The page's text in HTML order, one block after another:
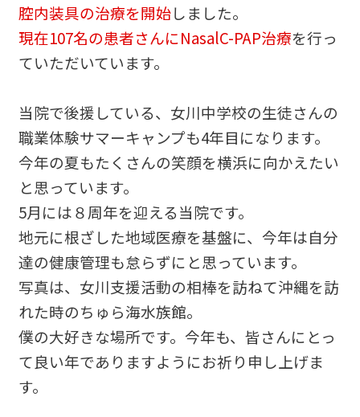
腔内装具の治療を開始しました。
現在107名の患者さんにNasalC-PAP治療を行っ
ていただいています。
当院で後援している、女川中学校の生徒さんの
職業体験サマーキャンプも4年目になります。
今年の夏もたくさんの笑顔を横浜に向かえたい
と思っています。
5月には８周年を迎える当院です。
地元に根ざした地域医療を基盤に、今年は自分
達の健康管理も怠らずにと思っています。
写真は、女川支援活動の相棒を訪ねて沖縄を訪
れた時のちゅら海水族館。
僕の大好きな場所です。今年も、皆さんにとっ
て良い年でありますようにお祈り申し上げま
す。